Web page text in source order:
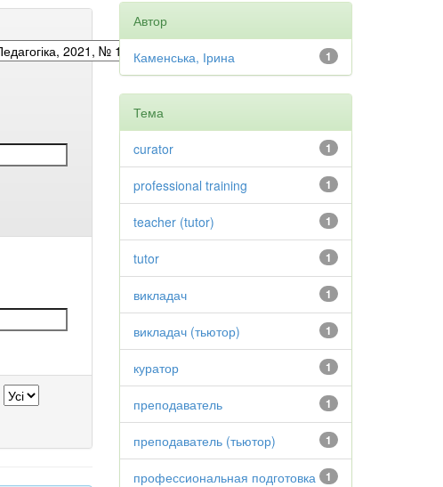
Автор
1
Каменська, Ірина
Тема
1
curator
1
professional training
1
teacher (tutor)
1
tutor
1
викладач
1
викладач (тьютор)
1
куратор
1
преподаватель
1
преподаватель (тьютор)
1
профессиональная подготовка